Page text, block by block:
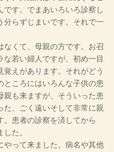
です。でまあいろいろ診察し
分らずじまいです。それで一
くて、母親の方です。お召
若い婦人ですが、初め一目
覚えがあります。それがどう
ところにはいろんな子供の患
親も来ますが、そういった患
た、ごく遠いそして非常に親
。患者の診察を済してから
た。
って来ました。病名や其他